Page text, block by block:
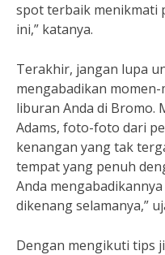
spot terbaik menikmati
ini,” katanya.
Terakhir, jangan lupa
mengabadikan
liburan Anda di Bromo.
Adams, foto-foto dari
kenangan yang tak
tempat yang penuh
Anda
dikenang selamanya,”
Dengan mengikuti tips